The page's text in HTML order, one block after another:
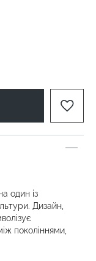
один із
Дизайн,
поколіннями,